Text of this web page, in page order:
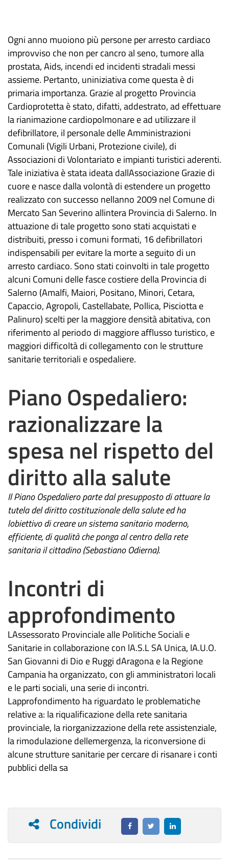
Ogni anno muoiono più persone per arresto cardiaco
improvviso che non per cancro al seno, tumore alla
prostata, Aids, incendi ed incidenti stradali messi
assieme. Pertanto, uniniziativa come questa è di
primaria importanza. Grazie al progetto Provincia
Cardioprotetta è stato, difatti, addestrato, ad effettuare
la rianimazione cardiopolmonare e ad utilizzare il
defibrillatore, il personale delle Amministrazioni
Comunali (Vigili Urbani, Protezione civile), di
Associazioni di Volontariato e impianti turistici aderenti.
Tale iniziativa è stata ideata dallAssociazione Grazie di
cuore e nasce dalla volontà di estendere un progetto
realizzato con successo nellanno 2009 nel Comune di
Mercato San Severino allintera Provincia di Salerno. In
attuazione di tale progetto sono stati acquistati e
distribuiti, presso i comuni formati, 16 defibrillatori
indispensabili per evitare la morte a seguito di un
arresto cardiaco. Sono stati coinvolti in tale progetto
alcuni Comuni delle fasce costiere della Provincia di
Salerno (Amalfi, Maiori, Positano, Minori, Cetara,
Capaccio, Agropoli, Castellabate, Pollica, Pisciotta e
Palinuro) scelti per la maggiore densità abitativa, con
riferimento al periodo di maggiore afflusso turistico, e
maggiori difficoltà di collegamento con le strutture
sanitarie territoriali e ospedaliere.
Piano Ospedaliero:
razionalizzare la
spesa nel rispetto del
diritto alla salute
Il Piano Ospedaliero parte dal presupposto di attuare la
tutela del diritto costituzionale della salute ed ha
lobiettivo di creare un sistema sanitario moderno,
efficiente, di qualità che ponga al centro della rete
sanitaria il cittadino (Sebastiano Odierna).
Incontri di
approfondimento
LAssessorato Provinciale alle Politiche Sociali e
Sanitarie in collaborazione con lA.S.L SA Unica, lA.U.O.
San Giovanni di Dio e Ruggi dAragona e la Regione
Campania ha organizzato, con gli amministratori locali
e le parti sociali, una serie di incontri.
Lapprofondimento ha riguardato le problematiche
relative a: la riqualificazione della rete sanitaria
provinciale, la riorganizzazione della rete assistenziale,
la rimodulazione dellemergenza, la riconversione di
alcune strutture sanitarie per cercare di risanare i conti
pubblici della sa
Condividi